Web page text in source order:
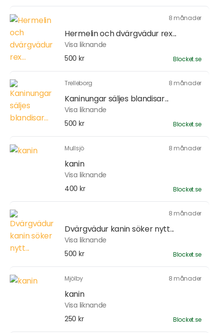
8 månader
Hermelin och dvärgvädur rex...
Visa liknande
500 kr
Blocket.se
Trelleborg 8 månader
Kaninungar säljes blandisar...
Visa liknande
500 kr
Blocket.se
Mullsjö 8 månader
kanin
Visa liknande
400 kr
Blocket.se
8 månader
Dvärgvädur kanin söker nytt...
Visa liknande
500 kr
Blocket.se
Mjölby 8 månader
kanin
Visa liknande
250 kr
Blocket.se